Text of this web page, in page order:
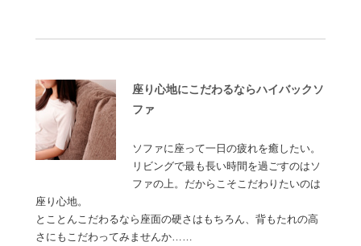
座り心地にこだわるならハイバックソ
ファ
ソファに座って一日の疲れを癒したい。
リビングで最も長い時間を過ごすのはソ
ファの上。だからこそこだわりたいのは
座り心地。
とことんこだわるなら座面の硬さはもちろん、背もたれの高
さにもこだわってみませんか……